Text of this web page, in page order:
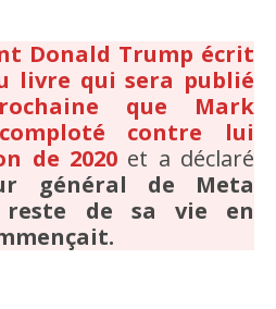
Donald Trump écrit
livre qui sera publié
que Mark
contre lui
de 2020 et a déclaré
général de Meta
de sa vie en